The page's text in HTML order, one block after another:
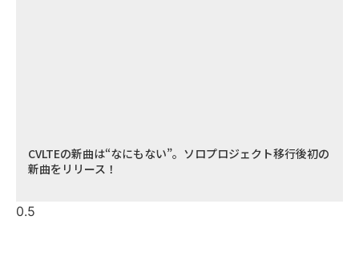
CVLTEの新曲は“なにもない”。ソロプロジェクト移行後初の
新曲をリリース！